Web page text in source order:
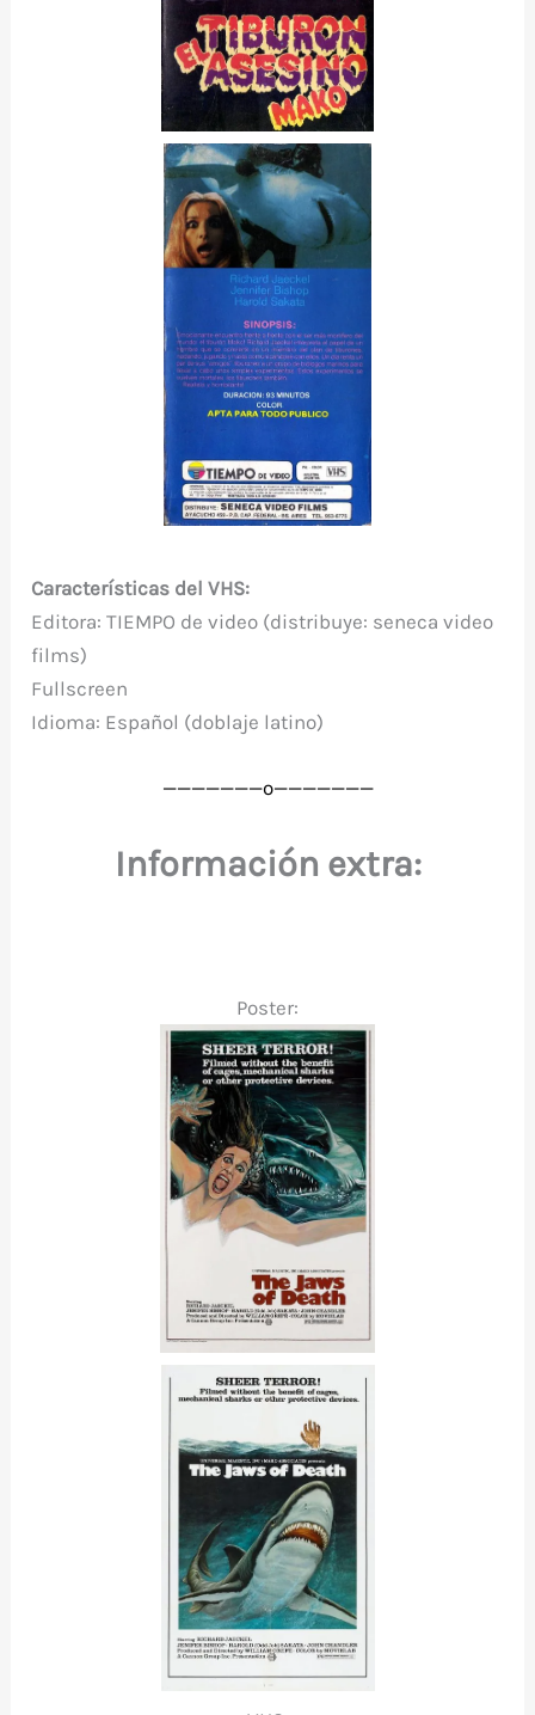
Características del VHS:
Editora: TIEMPO de video (distribuye: seneca video
films)
Fullscreen
Idioma: Español (doblaje latino)
———————o———————
Información extra:
Poster: